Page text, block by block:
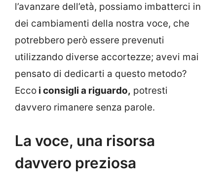
l’avanzare dell’età, possiamo imbatterci in
dei cambiamenti della nostra voce, che
potrebbero però essere prevenuti
utilizzando diverse accortezze; avevi mai
pensato di dedicarti a questo metodo?
Ecco i consigli a riguardo, potresti
davvero rimanere senza parole.
La voce, una risorsa
davvero preziosa